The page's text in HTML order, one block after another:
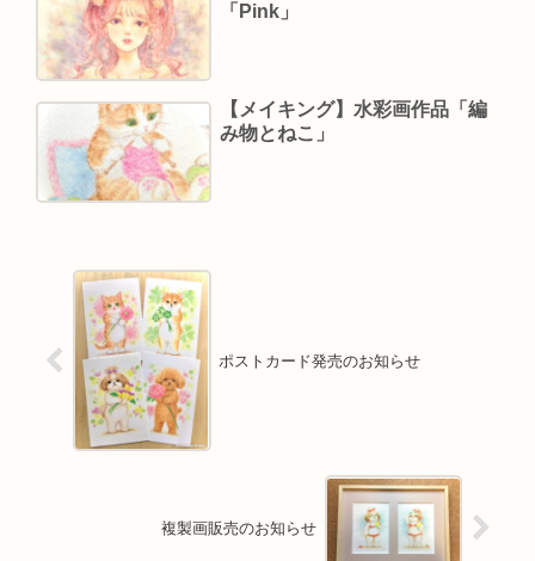
「Pink」
【メイキング】水彩画作品「編
み物とねこ」
ポストカード発売のお知らせ
複製画販売のお知らせ